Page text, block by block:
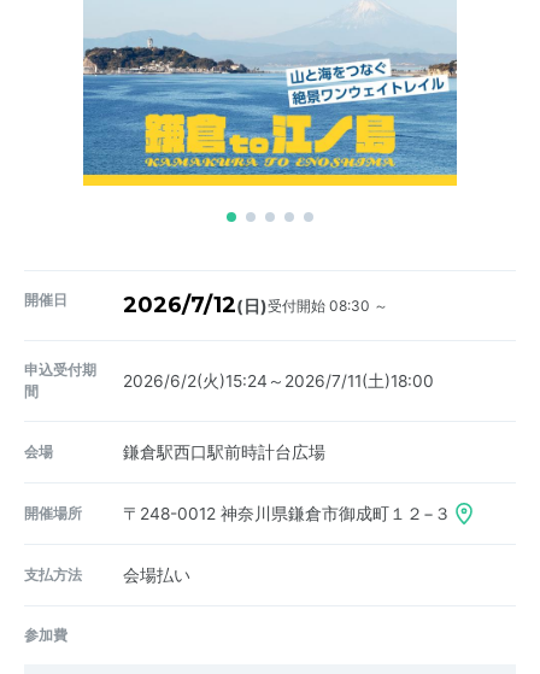
開催日 2026/7/12(日)受付開始 08:30 ～
申込受付期
間
2026/6/2(火)15:24～2026/7/11(土)18:00
会場 鎌倉駅西口駅前時計台広場
開催場所 〒248-0012 神奈川県鎌倉市御成町１２−３
支払方法 会場払い
参加費